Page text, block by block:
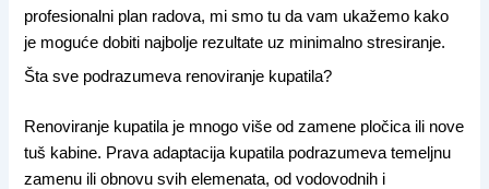
profesionalni plan radova, mi smo tu da vam ukažemo kako
je moguće dobiti najbolje rezultate uz minimalno stresiranje.
Šta sve podrazumeva renoviranje kupatila?
Renoviranje kupatila je mnogo više od zamene pločica ili nove
tuš kabine. Prava adaptacija kupatila podrazumeva temeljnu
zamenu ili obnovu svih elemenata, od vodovodnih i